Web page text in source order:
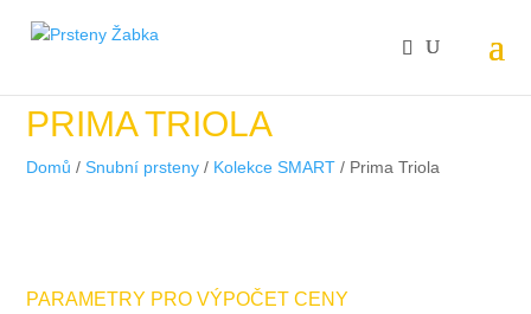
PRIMA TRIOLA
Domů /Snubní prsteny / Kolekce SMART / Prima Triola
PARAMETRY PRO VÝPOČET CENY